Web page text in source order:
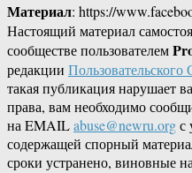
Материал: https://
Настоящий материал
сообществе пользователем
редакции
такая публикация нарушает
права, вам необходимо
на EMAILabuse@newru.orgс
содержащей спорный
сроки устранено, виновные